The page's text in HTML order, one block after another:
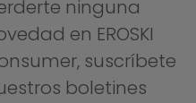
ninguna
en EROSKI
suscríbete
boletines